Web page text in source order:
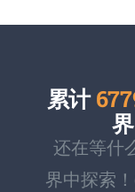
累计
还在等什
界中探索